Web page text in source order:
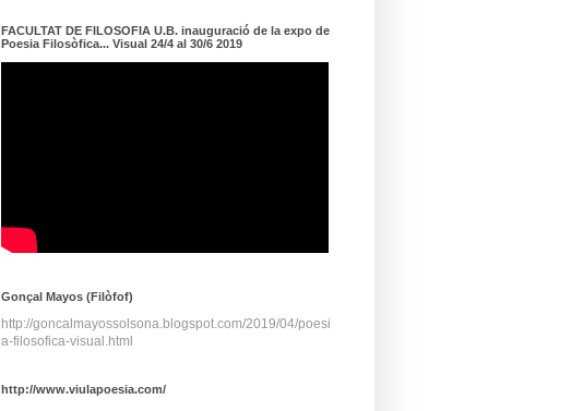
FACULTAT DE FILOSOFIA U.B. inauguració de la expo de
Poesia Filosòfica... Visual 24/4 al 30/6 2019
Gonçal Mayos (Filòfof)
http://goncalmayossolsona.blogspot.com/2019/04/poesi
a-filosofica-visual.html
http://www.viulapoesia.com/